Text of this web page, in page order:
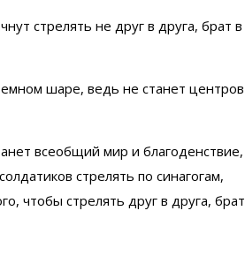
стрелять не друг в друга, брат в
шаре, ведь не станет центров
всеобщий мир и благоденствие,
стрелять по синагогам,
чтобы стрелять друг в друга, брат